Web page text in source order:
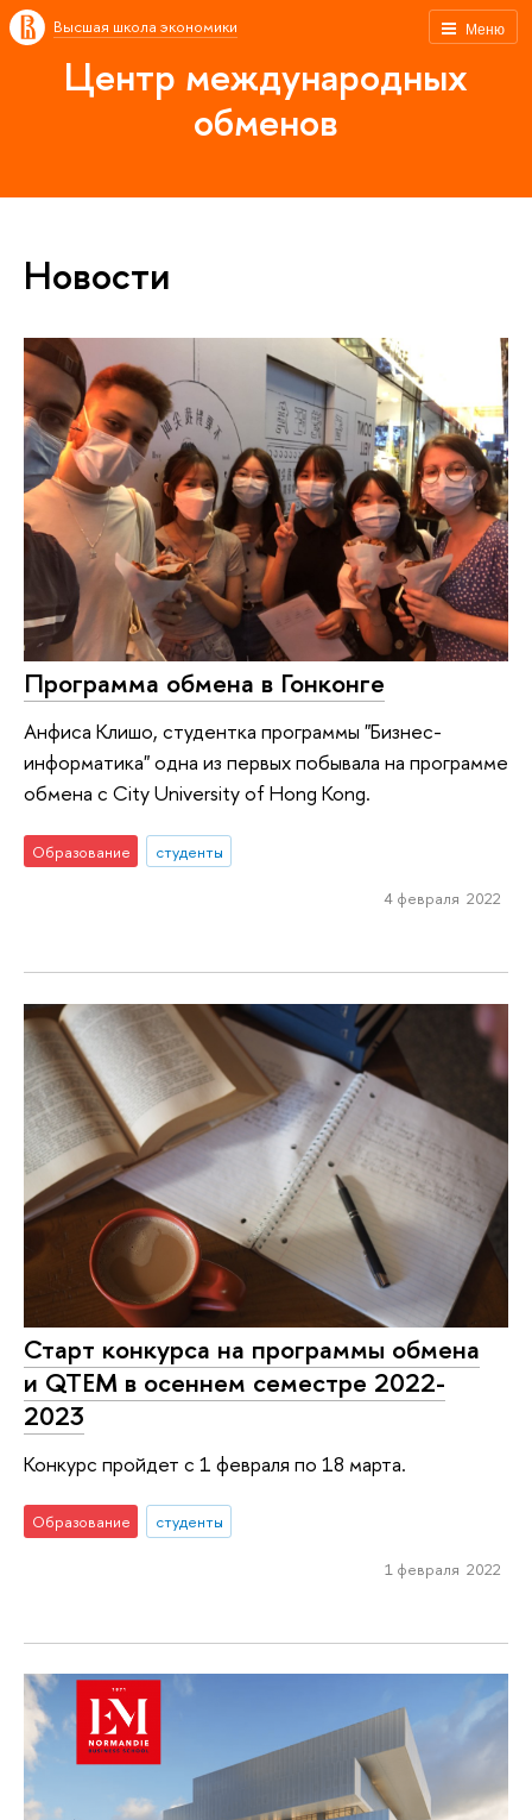
Меню
Высшая школа экономики
Центр международных
обменов
Новости
Программа обмена в Гонконге
Анфиса Клишо, студентка программы "Бизнес-
информатика" одна из первых побывала на программе
обмена с City University of Hong Kong.
Образование студенты
4 февраля 2022
Старт конкурса на программы обмена
и QTEM в осеннем семестре 2022-
2023
Конкурс пройдет с 1 февраля по 18 марта.
Образование студенты
1 февраля 2022